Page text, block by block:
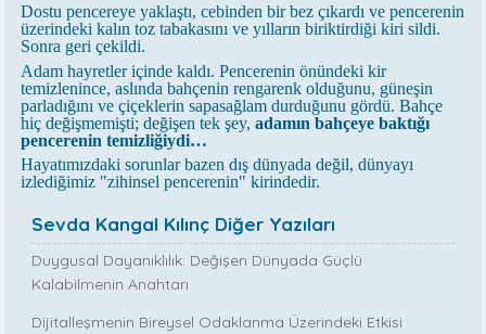
Dostu pencereye yaklaştı, cebinden bir bez çıkardı ve pencerenin
üzerindeki kalın toz tabakasını ve yılların biriktirdiği kiri sildi.
Sonra geri çekildi.
Adam hayretler içinde kaldı. Pencerenin önündeki kir
temizlenince, aslında bahçenin rengarenk olduğunu, güneşin
parladığını ve çiçeklerin sapasağlam durduğunu gördü. Bahçe
hiç değişmemişti; değişen tek şey,adamın bahçeye baktığı
pencerenin temizliğiydi…
Hayatımızdaki sorunlar bazen dış dünyada değil, dünyayı
izlediğimiz "zihinsel pencerenin" kirindedir.
Sevda Kangal Kılınç Diğer Yazıları
Duygusal Dayanıklılık: Değişen Dünyada Güçlü
Kalabilmenin Anahtarı
Dijitalleşmenin Bireysel Odaklanma Üzerindeki Etkisi